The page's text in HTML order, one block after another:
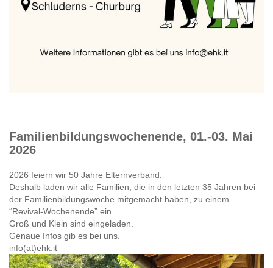
Familienbildungswochenende, 01.-03. Mai
2026
2026 feiern wir 50 Jahre Elternverband.
Deshalb laden wir alle Familien, die in den letzten 35 Jahren bei
der Familienbildungswoche mitgemacht haben, zu einem
“Revival-Wochenende” ein.
Groß und Klein sind eingeladen.
Genaue Infos gib es bei uns.
info(at)ehk.it